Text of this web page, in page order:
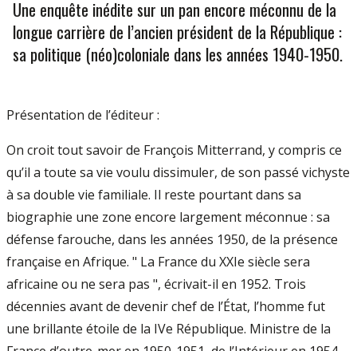
Une enquête inédite sur un pan encore méconnu de la
longue carrière de l’ancien président de la République :
sa politique (néo)coloniale dans les années 1940-1950.
Présentation de l’éditeur :
On croit tout savoir de François Mitterrand, y compris ce
qu’il a toute sa vie voulu dissimuler, de son passé vichyste
à sa double vie familiale. Il reste pourtant dans sa
biographie une zone encore largement méconnue : sa
défense farouche, dans les années 1950, de la présence
française en Afrique. " La France du XXIe siècle sera
africaine ou ne sera pas ", écrivait-il en 1952. Trois
décennies avant de devenir chef de l’État, l’homme fut
une brillante étoile de la IVe République. Ministre de la